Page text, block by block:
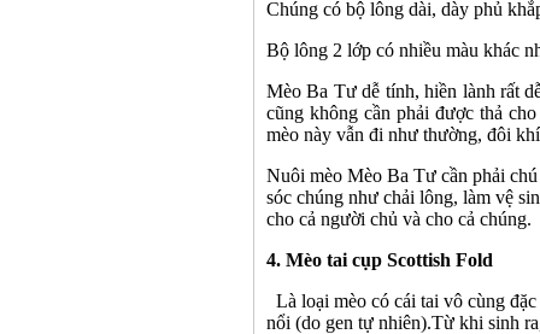
Chúng có bộ lông dài, dày phủ
Bộ lông 2 lớp có nhiều màu khác
Mèo Ba Tư dễ tính, hiền lành rất
cũng không cần phải được thả
mèo này vẫn đi như thường, đôi
Nuôi mèo Mèo Ba Tư cần phải
sóc chúng như chải lông, làm vệ
cho cả người chủ và cho cả chúng.
4. Mèo tai cụp Scottish Fold
Là loại mèo có cái tai vô cùng
nổi (do gen tự nhiên).Từ khi sinh